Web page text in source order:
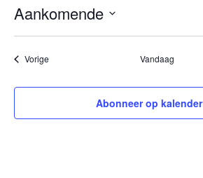
Aankomende
datum.
VorigeEvenementen Vandaag
Abonneer op kalender